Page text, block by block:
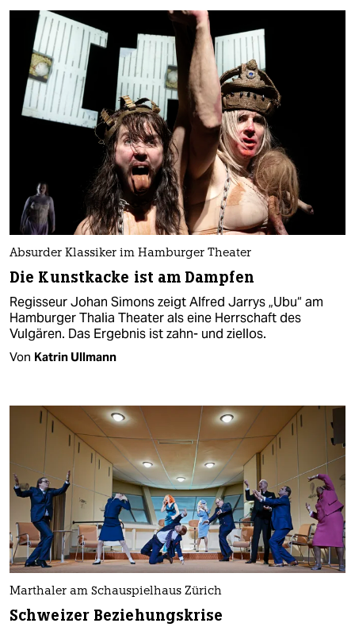
Absurder Klassiker im Hamburger Theater
Die Kunstkacke ist am Dampfen
Regisseur Johan Simons zeigt Alfred Jarrys „Ubu“ am
Hamburger Thalia Theater als eine Herrschaft des
Vulgären. Das Ergebnis ist zahn- und ziellos.
Von Katrin Ullmann
Marthaler am Schauspielhaus Zürich
Schweizer Beziehungskrise